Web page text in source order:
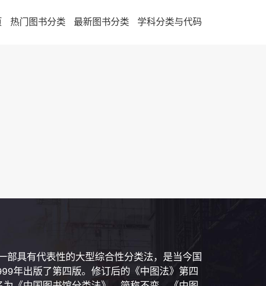
热门图书分类 最新图书分类 学科分类与代码
部具有代表性的大型综合性分类法，是当今国
年出版了第四版。修订后的《中图法》第四